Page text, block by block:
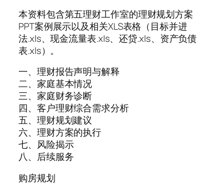
本资料包含第五理财工作室的理财规划方案
PPT案例展示以及相关XLS表格（目标并进
法.xls、现金流量表.xls、还贷.xls、资产负债
表.xls）。
一、理财报告声明与解释
二、家庭基本情况
三、家庭财务诊断
四、客户理财综合需求分析
五、理财规划建议
六、理财方案的执行
七、风险揭示
八、后续服务
购房规划